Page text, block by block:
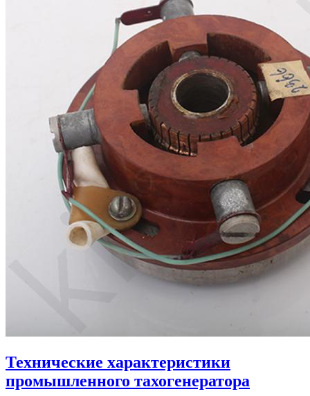
Технические характеристики
промышленного тахогенератора